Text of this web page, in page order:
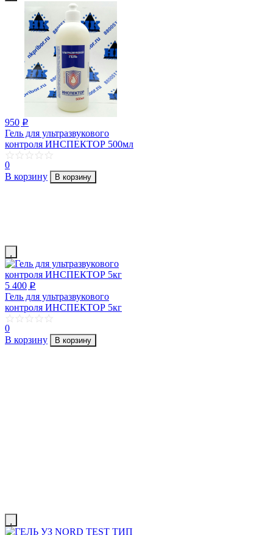
950 p
Гель для ультразвукового
контроля ИНСПЕКТОР 500мл
0
В корзину
В корзину
5 400 p
Гель для ультразвукового
контроля ИНСПЕКТОР 5кг
0
В корзину
В корзину